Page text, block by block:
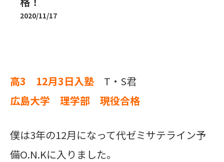
2020/11/17
高3 12月3日入塾 T・S君
広島大学 理学部 現役合格
僕は3年の12月になって代ゼミサテライン予
備O.N.Kに入りました。